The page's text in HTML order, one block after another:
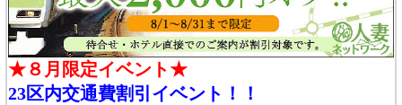
★８月限定イベント★
23区内交通費割引イベント！！